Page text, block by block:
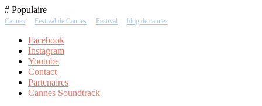
Skip
To
# Populaire
Cannes Festival de Cannes Festival blog de cannes
Facebook
Instagram
Youtube
Contact
Partenaires
Cannes Soundtrack